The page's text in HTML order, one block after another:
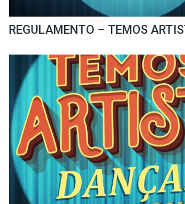
REGULAMENTO – TEMOS